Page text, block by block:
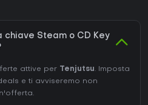
chiave Steam o CD Key
attive per Tenjutsu . Imposta
e ti avviseremo non